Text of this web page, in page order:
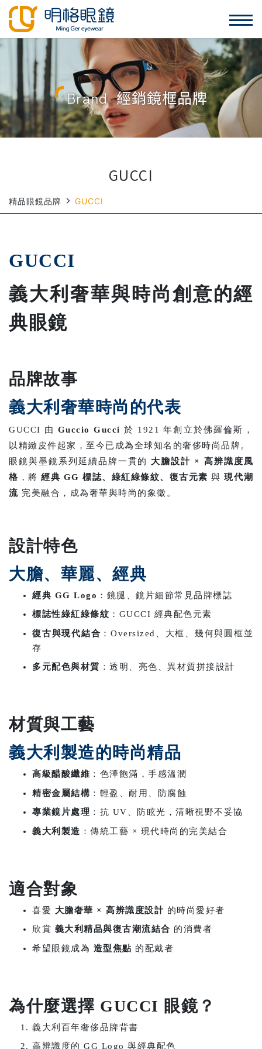
Brand 經銷鏡框品牌
GUCCI
精品眼鏡品牌 GUCCI
GUCCI
義大利奢華與時尚創意的經
典眼鏡
品牌故事
義大利奢華時尚的代表
GUCCI 由 Guccio Gucci 於 1921 年創立於佛羅倫斯，
以精緻皮件起家，至今已成為全球知名的奢侈時尚品牌。
眼鏡與墨鏡系列延續品牌一貫的 大膽設計 × 高辨識度風
格 ，將經典 GG 標誌、綠紅綠條紋、復古元素 與現代潮
流 完美融合，成為奢華與時尚的象徵。
設計特色
大膽、華麗、經典
經典 GG Logo ：鏡腿、鏡片細節常見品牌標誌
標誌性綠紅綠條紋 ：GUCCI 經典配色元素
復古與現代結合 ：Oversized、大框、幾何與圓框並
存
多元配色與材質 ：透明、亮色、異材質拼接設計
材質與工藝
義大利製造的時尚精品
高級醋酸纖維 ：色澤飽滿，手感溫潤
精密金屬結構 ：輕盈、耐用、防腐蝕
專業鏡片處理 ：抗 UV、防眩光，清晰視野不妥協
義大利製造 ：傳統工藝 × 現代時尚的完美結合
適合對象
喜愛 大膽奢華 × 高辨識度設計 的時尚愛好者
欣賞 義大利精品與復古潮流結合 的消費者
希望眼鏡成為 造型焦點 的配戴者
為什麼選擇 GUCCI 眼鏡？
義大利百年奢侈品牌背書
高辨識度的 GG Logo 與經典配色